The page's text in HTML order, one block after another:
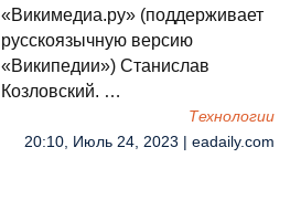
«Викимедиа.ру» (поддерживает
русскоязычную версию
«Википедии») Станислав
Козловский. …
Технологии
20:10, Июль 24, 2023 | eadaily.com